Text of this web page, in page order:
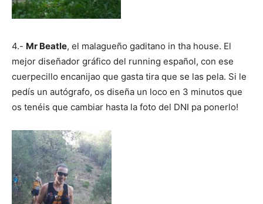
4.- Mr Beatle, el malagueño gaditano in tha house. El
mejor diseñador gráfico del running español, con ese
cuerpecillo encanijao que gasta tira que se las pela. Si le
pedís un autógrafo, os diseña un loco en 3 minutos que
os tenéis que cambiar hasta la foto del DNI pa ponerlo!